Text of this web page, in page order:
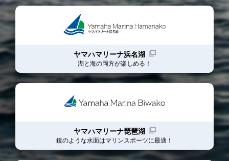
ヤマハマリーナ浜名湖
湖と海の両方が楽しめる！
ヤマハマリーナ琵琶湖
鏡のような水面はマリンスポーツに最適！